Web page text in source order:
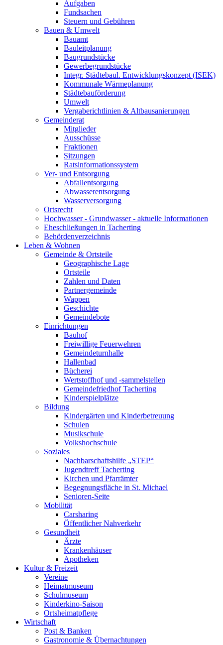
Aufgaben
Fundsachen
Steuern und Gebühren
Bauen & Umwelt
Bauamt
Bauleitplanung
Baugrundstücke
Gewerbegrundstücke
Integr. Städtebaul. Entwicklungskonzept (ISEK)
Kommunale Wärmeplanung
Städtebauförderung
Umwelt
Vergaberichtlinien & Altbausanierungen
Gemeinderat
Mitglieder
Ausschüsse
Fraktionen
Sitzungen
Ratsinformationssystem
Ver- und Entsorgung
Abfallentsorgung
Abwasserentsorgung
Wasserversorgung
Ortsrecht
Hochwasser - Grundwasser - aktuelle Informationen
Eheschließungen in Tacherting
Behördenverzeichnis
Leben & Wohnen
Gemeinde & Ortsteile
Geographische Lage
Ortsteile
Zahlen und Daten
Partnergemeinde
Wappen
Geschichte
Gemeindebote
Einrichtungen
Bauhof
Freiwillige Feuerwehren
Gemeindeturnhalle
Hallenbad
Bücherei
Wertstoffhof und -sammelstellen
Gemeindefriedhof Tacherting
Kinderspielplätze
Bildung
Kindergärten und Kinderbetreuung
Schulen
Musikschule
Volkshochschule
Soziales
Nachbarschaftshilfe „STEP“
Jugendtreff Tacherting
Kirchen und Pfarrämter
Begegnungsfläche in St. Michael
Senioren-Seite
Mobilität
Carsharing
Öffentlicher Nahverkehr
Gesundheit
Ärzte
Krankenhäuser
Apotheken
Kultur & Freizeit
Vereine
Heimatmuseum
Schulmuseum
Kinderkino-Saison
Ortsheimatpflege
Wirtschaft
Post & Banken
Gastronomie & Übernachtungen